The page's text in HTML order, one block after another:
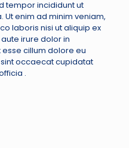
tempor incididunt ut
enim ad minim veniam,
laboris nisi ut aliquip ex
irure dolor in
cillum dolore eu
occaecat cupidatat
.